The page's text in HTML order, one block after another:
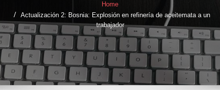
Home
Actualización 2: Bosnia: Explosión en refinería de aceitemata a un
trabajador